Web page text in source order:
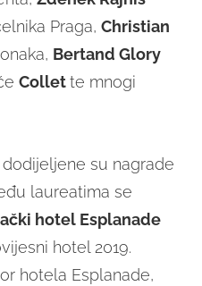
Praga, Christian
Bertand Glory
Collette mnogi
su nagrade
laureatima se
hotel Esplanade
hotel 2019.
hotela Esplanade,